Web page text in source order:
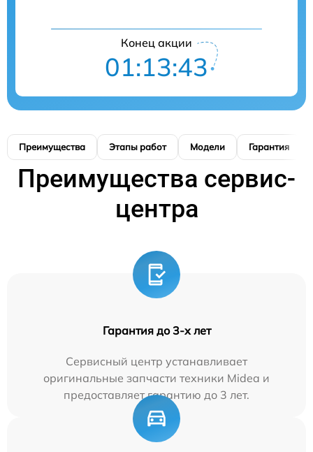
Конец акции
01:13:42
Преимущества Этапы работ Модели Гарантия
Преимущества сервис-
центра
Гарантия до 3-х лет
Сервисный центр устанавливает
оригинальные запчасти техники Midea и
предоставляет гарантию до 3 лет.